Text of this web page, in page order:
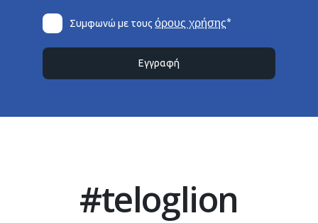
Συμφωνώ με τουςόρους χρήσης*
Εγγραφή
#teloglion